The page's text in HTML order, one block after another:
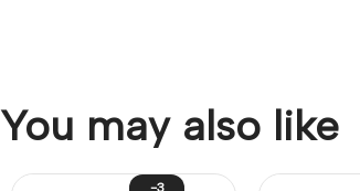
You may also like
-3